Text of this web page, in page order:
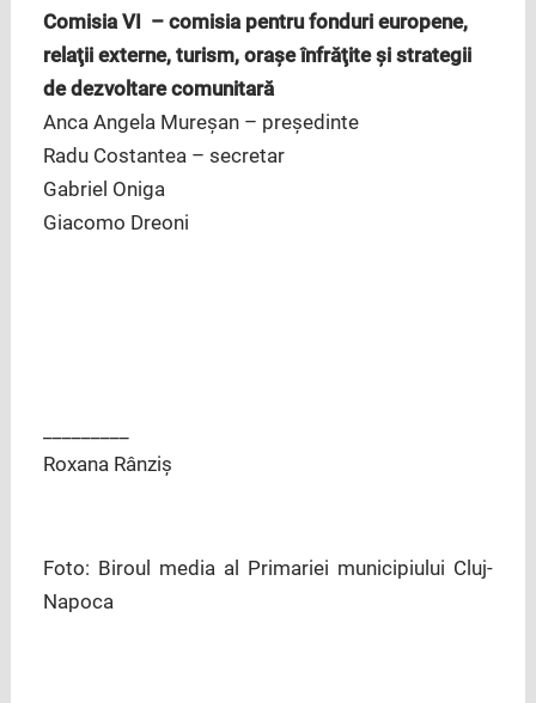
Comisia VI – comisia pentru fonduri europene,
relaţii externe, turism, oraşe înfrăţite şi strategii
de dezvoltare comunitară
Anca Angela Mureşan – preşedinte
Radu Costantea – secretar
Gabriel Oniga
Giacomo Dreoni
Roxana Rânziș
Foto: Biroul media al Primariei municipiului Cluj-
Napoca